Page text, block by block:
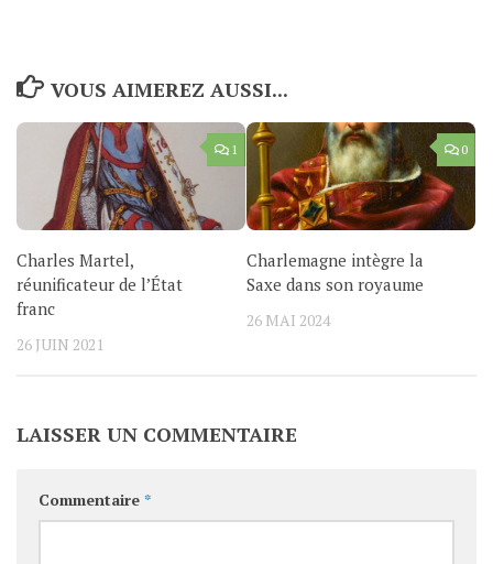
VOUS AIMEREZ AUSSI...
1
Charles Martel,
réunificateur de l’État
franc
26 JUIN 2021
0
Charlemagne intègre la
Saxe dans son royaume
26 MAI 2024
LAISSER UN COMMENTAIRE
Commentaire *